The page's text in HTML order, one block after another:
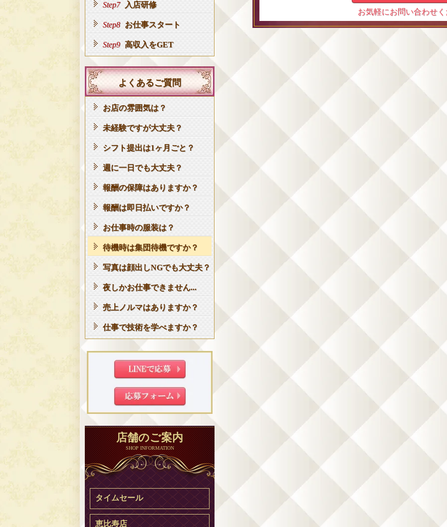
お気軽にお問い合わせ
Step7 入店研修
Step8 お仕事スタート
Step9 高収入をGET
よくあるご質問
お店の雰囲気は？
未経験ですが大丈夫？
シフト提出は1ヶ月ごと？
週に一日でも大丈夫？
報酬の保障はありますか？
報酬は即日払いですか？
お仕事時の服装は？
待機時は集団待機ですか？
写真は顔出しNGでも大丈夫？
夜しかお仕事できません...
売上ノルマはありますか？
仕事で技術を学べますか？
店舗のご案内
タイムセール
恵比寿店